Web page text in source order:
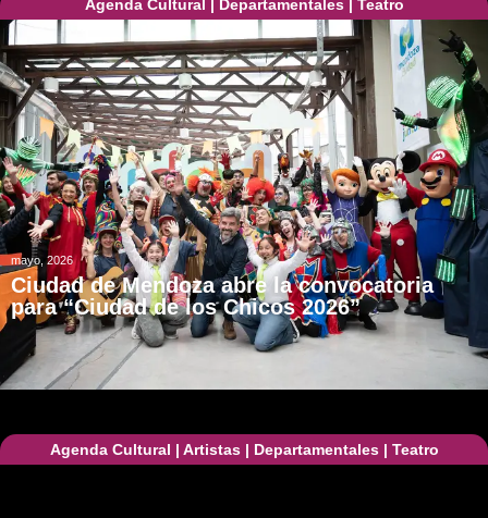
Agenda Cultural | Departamentales| Teatro
mayo, 2026
Ciudad de Mendoza abre la convocatoria
para “Ciudad de los Chicos 2026”
Agenda Cultural | Artistas| Departamentales| Teatro